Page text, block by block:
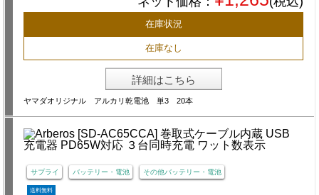
在庫状況
在庫なし
詳細はこちら
ヤマダオリジナル アルカリ乾電池 単3 20本
サプライ バッテリー・電池 その他バッテリー・電池
送料無料